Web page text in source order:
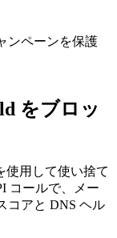
ンペーンを保護
をブロッ
使用して使い捨て
コールで、メー
コアと DNS ヘル